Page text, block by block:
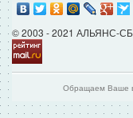
© 2003 - 2021 АЛЬЯНС-СБ
Обращаем Ваше